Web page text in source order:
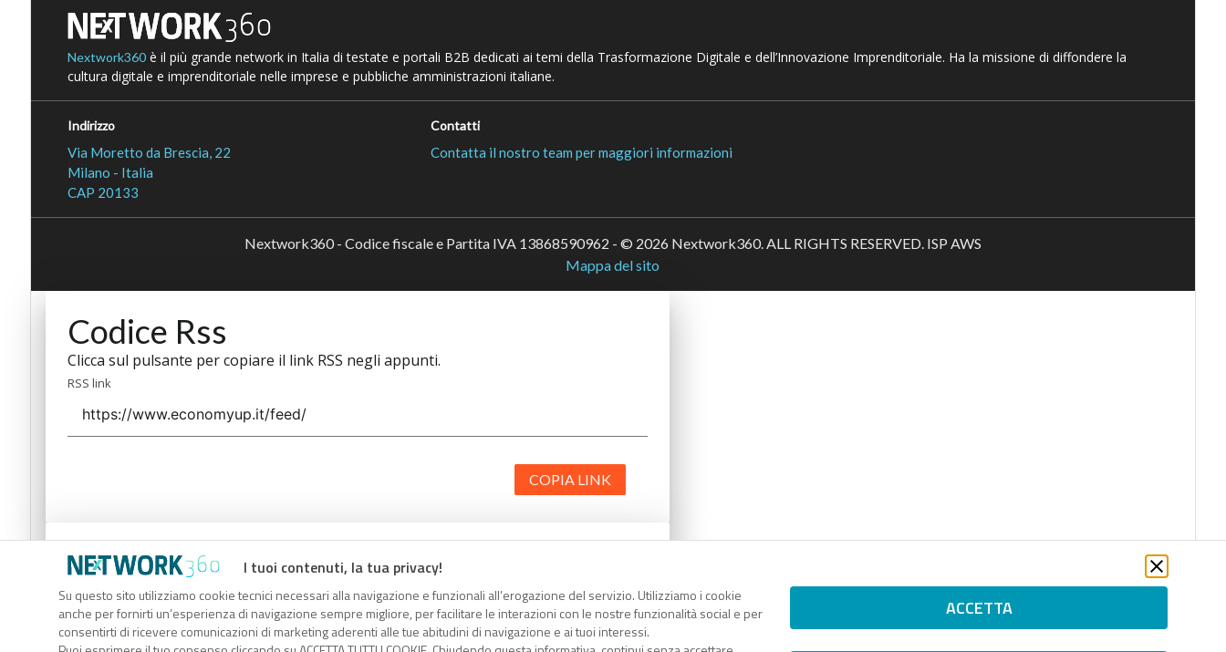
I tuoi contenuti, la tua privacy!
Su questo sito utilizziamo cookie tecnici necessari alla navigazione e funzionali all’erogazione del servizio. Utilizziamo i cookie
anche per fornirti un’esperienza di navigazione sempre migliore, per facilitare le interazioni con le nostre funzionalità social e per
consentirti di ricevere comunicazioni di marketing aderenti alle tue abitudini di navigazione e ai tuoi interessi.
ACCETTA
Nextwork360è il più grande network in Italia di testate e portali B2B dedicati ai temi della Trasformazione Digitale e dell’Innovazione Imprenditoriale. Ha la missione di diffondere la
cultura digitale e imprenditoriale nelle imprese e pubbliche amministrazioni italiane.
Indirizzo
Via Moretto da Brescia, 22
Milano - Italia
CAP 20133
Contatti
Contatta il nostro team per maggiori informazioni
Nextwork360 - Codice fiscale e Partita IVA 13868590962 - © 2026 Nextwork360. ALL RIGHTS RESERVED. ISP AWS
Mappa del sito
Codice Rss
Clicca sul pulsante per copiare il link RSS negli appunti.
RSS link
COPIA LINK
Codice Rss
Clicca sul pulsante per copiare il link RSS negli appunti.
RSS link